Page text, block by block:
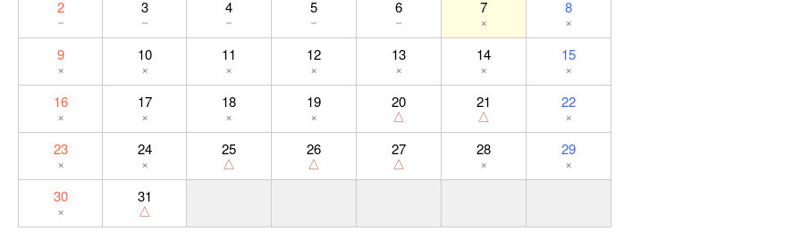
2
－
3
－
4
－
5
－
6
－
7
×
8
×
9
×
10
×
11
×
12
×
13
×
14
×
15
×
16
×
17
×
18
×
19
×
20
△
21
△
22
×
23
×
24
×
25
△
26
△
27
△
28
×
29
×
30
×
31
△